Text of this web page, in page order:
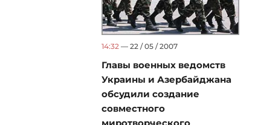
14:32 — 22 / 05 / 2007
Главы военных ведомств
Украины и Азербайджана
обсудили создание
совместного